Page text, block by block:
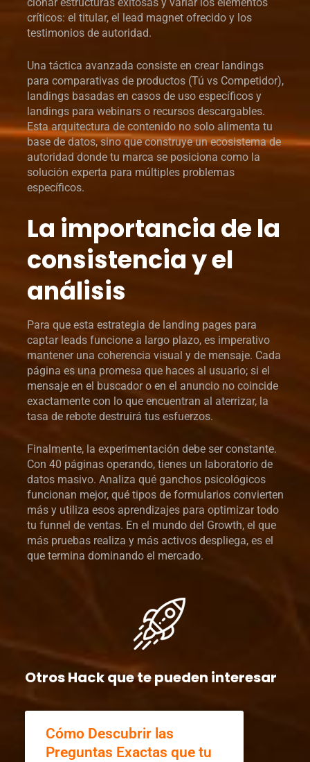
críticos: el titular, el lead magnet ofrecido y los
testimonios de autoridad.
Una táctica avanzada consiste en crear landings
para comparativas de productos (Tú vs Competidor),
landings basadas en casos de uso específicos y
landings para webinars o recursos descargables.
Esta arquitectura de contenido no solo alimenta tu
base de datos, sino que construye un ecosistema de
autoridad donde tu marca se posiciona como la
solución experta para múltiples problemas
específicos.
La importancia de la
consistencia y el
análisis
Para que esta estrategia de landing pages para
captar leads funcione a largo plazo, es imperativo
mantener una coherencia visual y de mensaje. Cada
página es una promesa que haces al usuario; si el
mensaje en el buscador o en el anuncio no coincide
exactamente con lo que encuentran al aterrizar, la
tasa de rebote destruirá tus esfuerzos.
Finalmente, la experimentación debe ser constante.
Con 40 páginas operando, tienes un laboratorio de
datos masivo. Analiza qué ganchos psicológicos
funcionan mejor, qué tipos de formularios convierten
más y utiliza esos aprendizajes para optimizar todo
tu funnel de ventas. En el mundo del Growth, el que
más pruebas realiza y más activos despliega, es el
que termina dominando el mercado.
Otros Hack que te pueden interesar
Cómo Descubrir las
Preguntas Exactas que tu